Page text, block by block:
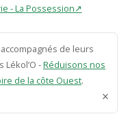
- La Possession↗
de leurs
-Réduisons nos
de la côte Ouest.
×